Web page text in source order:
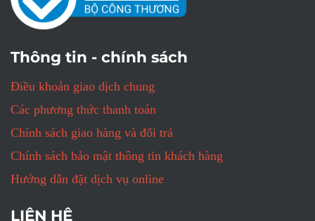
Thông tin - chính sách
Điều khoản giao dịch chung
Các phương thức thanh toán
Chính sách giao hàng và đổi trả
Chính sách bảo mật thông tin khách hàng
Hướng dẫn đặt dịch vụ online
LIÊN HỆ